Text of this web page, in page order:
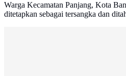
Warga Kecamatan Panjang, Kota
ditetapkan sebagai tersangka dan